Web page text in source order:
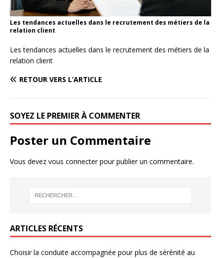
Les tendances actuelles dans le recrutement des métiers de la
relation client
Les tendances actuelles dans le recrutement des métiers de la
relation client
RETOUR VERS L’ARTICLE
SOYEZ LE PREMIER À COMMENTER
Poster un Commentaire
Vous devez vous connecterpour publier un commentaire.
ARTICLES RÉCENTS
Choisir la conduite accompagnée pour plus de sérénité au